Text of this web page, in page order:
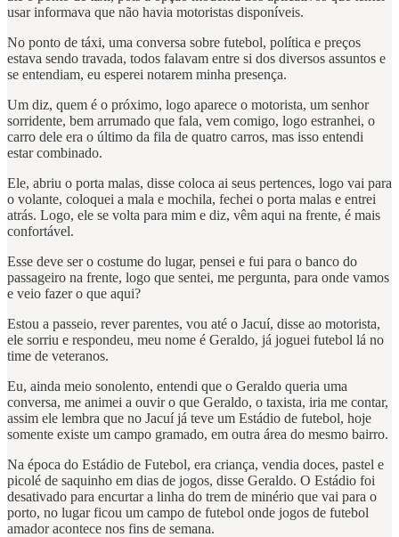
usar informava que não havia motoristas disponíveis.
No ponto de táxi, uma conversa sobre futebol, política e preços
estava sendo travada, todos falavam entre si dos diversos assuntos e
se entendiam, eu esperei notarem minha presença.
Um diz, quem é o próximo, logo aparece o motorista, um senhor
sorridente, bem arrumado que fala, vem comigo, logo estranhei, o
carro dele era o último da fila de quatro carros, mas isso entendi
estar combinado.
Ele, abriu o porta malas, disse coloca ai seus pertences, logo vai para
o volante, coloquei a mala e mochila, fechei o porta malas e entrei
atrás. Logo, ele se volta para mim e diz, vêm aqui na frente, é mais
confortável.
Esse deve ser o costume do lugar, pensei e fui para o banco do
passageiro na frente, logo que sentei, me pergunta, para onde vamos
e veio fazer o que aqui?
Estou a passeio, rever parentes, vou até o Jacuí, disse ao motorista,
ele sorriu e respondeu, meu nome é Geraldo, já joguei futebol lá no
time de veteranos.
Eu, ainda meio sonolento, entendi que o Geraldo queria uma
conversa, me animei a ouvir o que Geraldo, o taxista, iria me contar,
assim ele lembra que no Jacuí já teve um Estádio de futebol, hoje
somente existe um campo gramado, em outra área do mesmo bairro.
Na época do Estádio de Futebol, era criança, vendia doces, pastel e
picolé de saquinho em dias de jogos, disse Geraldo. O Estádio foi
desativado para encurtar a linha do trem de minério que vai para o
porto, no lugar ficou um campo de futebol onde jogos de futebol
amador acontece nos fins de semana.